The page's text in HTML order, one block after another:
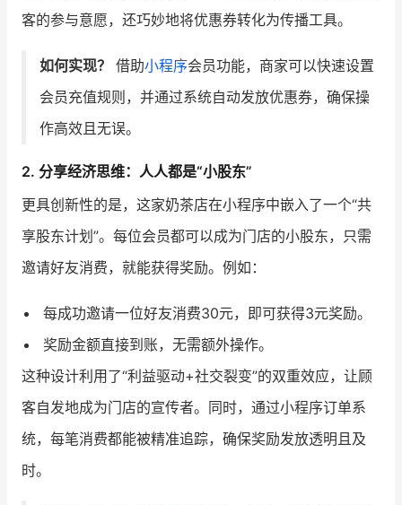
客的参与意愿，还巧妙地将优惠券转化为传播工具。
如何实现？ 借助小程序会员功能，商家可以快速设置
会员充值规则，并通过系统自动发放优惠券，确保操
作高效且无误。
2. 分享经济思维：人人都是“小股东”
更具创新性的是，这家奶茶店在小程序中嵌入了一个“共
享股东计划”。每位会员都可以成为门店的小股东，只需
邀请好友消费，就能获得奖励。例如：
每成功邀请一位好友消费30元，即可获得3元奖励。
奖励金额直接到账，无需额外操作。
这种设计利用了“利益驱动+社交裂变”的双重效应，让顾
客自发地成为门店的宣传者。同时，通过小程序订单系
统，每笔消费都能被精准追踪，确保奖励发放透明且及
时。